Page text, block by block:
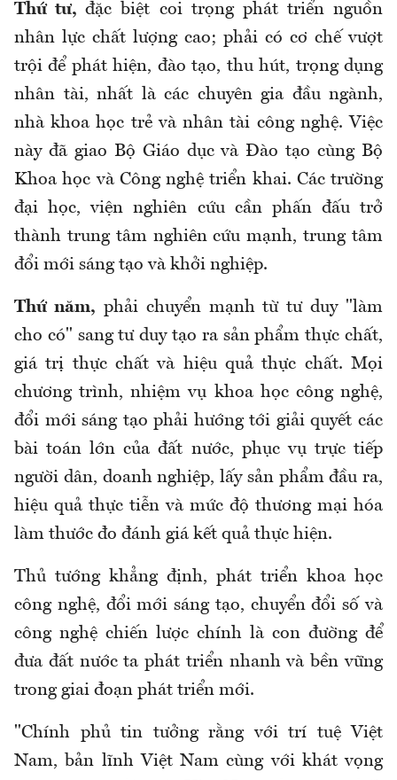
Thứ tư,đặc biệt coi trọng phát triển nguồn
nhân lực chất lượng cao; phải có cơ chế vượt
trội để phát hiện, đào tạo, thu hút, trọng dụng
nhân tài, nhất là các chuyên gia đầu ngành,
nhà khoa học trẻ và nhân tài công nghệ. Việc
này đã giao Bộ Giáo dục và Đào tạo cùng Bộ
Khoa học và Công nghệ triển khai. Các trường
đại học, viện nghiên cứu cần phấn đấu trở
thành trung tâm nghiên cứu mạnh, trung tâm
đổi mới sáng tạo và khởi nghiệp.
Thứ năm, phải chuyển mạnh từ tư duy "làm
cho có" sang tư duy tạo ra sản phẩm thực chất,
giá trị thực chất và hiệu quả thực chất. Mọi
chương trình, nhiệm vụ khoa học công nghệ,
đổi mới sáng tạo phải hướng tới giải quyết các
bài toán lớn của đất nước, phục vụ trực tiếp
người dân, doanh nghiệp, lấy sản phẩm đầu ra,
hiệu quả thực tiễn và mức độ thương mại hóa
làm thước đo đánh giá kết quả thực hiện.
Thủ tướng khẳng định, phát triển khoa học
công nghệ, đổi mới sáng tạo, chuyển đổi số và
công nghệ chiến lược chính là con đường để
đưa đất nước ta phát triển nhanh và bền vững
trong giai đoạn phát triển mới.
"Chính phủ tin tưởng rằng với trí tuệ Việt
Nam, bản lĩnh Việt Nam cùng với khát vọng